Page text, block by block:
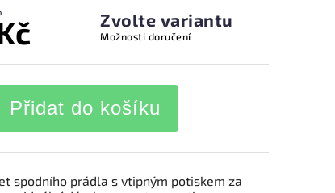
Zvolte variantu
Možnosti doručení
Přidat do košíku
spodního prádla s vtipným potiskem za